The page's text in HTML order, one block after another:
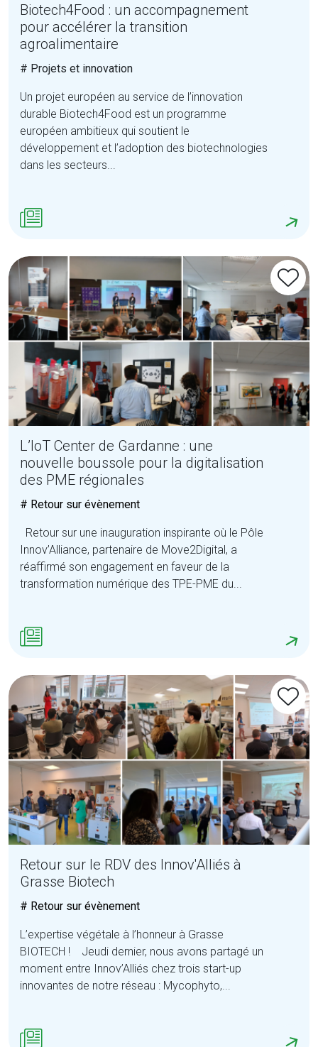
Biotech4Food : un accompagnement
pour accélérer la transition
agroalimentaire
# Projets et innovation
Un projet européen au service de l’innovation
durable Biotech4Food est un programme
européen ambitieux qui soutient le
développement et l’adoption des biotechnologies
dans les secteurs...
L’IoT Center de Gardanne : une
nouvelle boussole pour la digitalisation
des PME régionales
# Retour sur évènement
Retour sur une inauguration inspirante où le Pôle
Innov’Alliance, partenaire de Move2Digital, a
réaffirmé son engagement en faveur de la
transformation numérique des TPE-PME du...
Retour sur le RDV des Innov'Alliés à
Grasse Biotech
# Retour sur évènement
L’expertise végétale à l’honneur à Grasse
BIOTECH ! Jeudi dernier, nous avons partagé un
moment entre Innov’Alliés chez trois start-up
innovantes de notre réseau : Mycophyto,...